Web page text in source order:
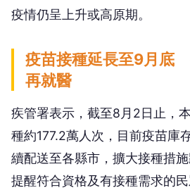
疫情仍呈上升或高原期。
疫苗接種延長至9月底
再就醫
疾管署表示，截至8月2日止，
種約177.2萬人次，目前疫苗庫
續配送至各縣市，擴大接種措
提醒符合資格及有接種需求的